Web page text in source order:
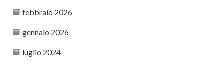
febbraio 2026
gennaio 2026
luglio 2024